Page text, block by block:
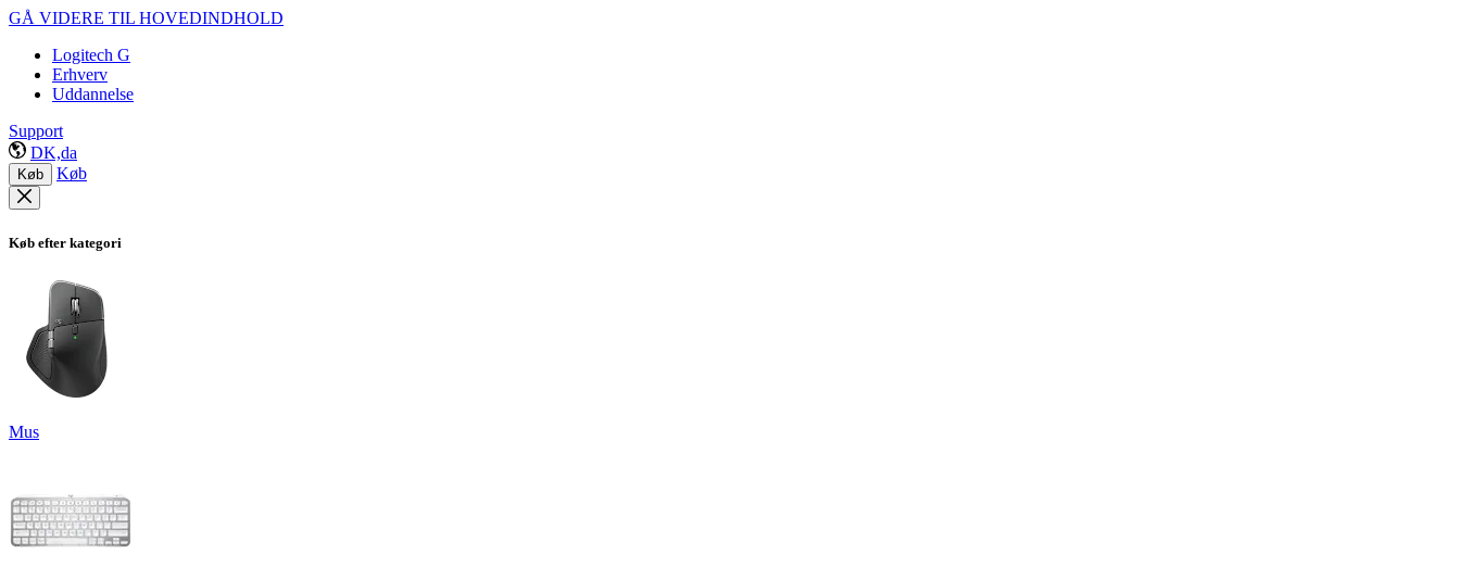
GÅ VIDERE TIL HOVEDINDHOLD
Logitech G
Erhverv
Uddannelse
Support
DK,da
Køb Køb
Køb efter kategori
Mus